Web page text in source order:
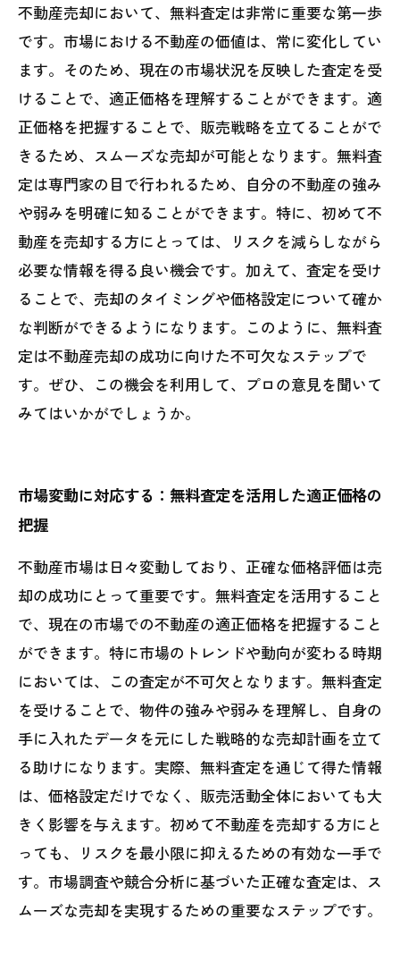
無料査定を利用することのメリットとその影
響
成功する不動産売却のカギ：無料査定を実践
する理由
無料査定から見えてくる！理想的な売却タイ
ミングの見極め方
不動産売却において、無料査定は非常に重要な第一歩
です。市場における不動産の価値は、常に変化してい
ます。そのため、現在の市場状況を反映した査定を受
けることで、適正価格を理解することができます。適
正価格を把握することで、販売戦略を立てることがで
きるため、スムーズな売却が可能となります。無料査
定は専門家の目で行われるため、自分の不動産の強み
や弱みを明確に知ることができます。特に、初めて不
動産を売却する方にとっては、リスクを減らしながら
必要な情報を得る良い機会です。加えて、査定を受け
ることで、売却のタイミングや価格設定について確か
な判断ができるようになります。このように、無料査
定は不動産売却の成功に向けた不可欠なステップで
す。ぜひ、この機会を利用して、プロの意見を聞いて
みてはいかがでしょうか。
市場変動に対応する：無料査定を活用した適正価格の
把握
不動産市場は日々変動しており、正確な価格評価は売
却の成功にとって重要です。無料査定を活用すること
で、現在の市場での不動産の適正価格を把握すること
ができます。特に市場のトレンドや動向が変わる時期
においては、この査定が不可欠となります。無料査定
を受けることで、物件の強みや弱みを理解し、自身の
手に入れたデータを元にした戦略的な売却計画を立て
る助けになります。実際、無料査定を通じて得た情報
は、価格設定だけでなく、販売活動全体においても大
きく影響を与えます。初めて不動産を売却する方にと
っても、リスクを最小限に抑えるための有効な一手で
す。市場調査や競合分析に基づいた正確な査定は、ス
ムーズな売却を実現するための重要なステップです。